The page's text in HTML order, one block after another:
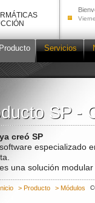
Producto Servicios
SP -
SP -
creó SP
especializado
una solución
> Producto > Módulos